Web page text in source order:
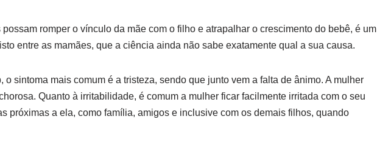
romper o vínculo da mãe com o filho e atrapalhar o crescimento do bebê, é um
entre as mamães, que a ciência ainda não sabe exatamente qual a sua causa.
o sintoma mais comum é a tristeza, sendo que junto vem a falta de ânimo. A mulher
Quanto à irritabilidade, é comum a mulher ficar facilmente irritada com o seu
próximas a ela, como família, amigos e inclusive com os demais filhos, quando